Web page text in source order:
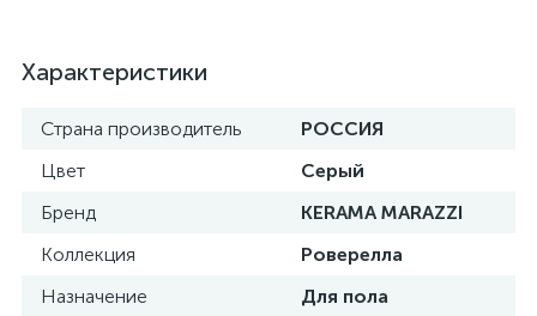
Характеристики
Страна производитель
РОССИЯ
Цвет
Серый
Бренд
KERAMA MARAZZI
Коллекция
Роверелла
Назначение
Для пола